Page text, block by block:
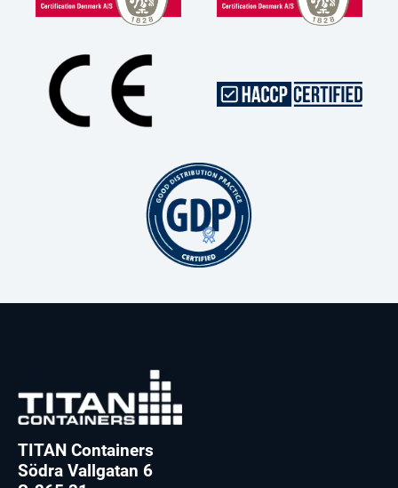
TITAN Containers
Södra Vallgatan 6